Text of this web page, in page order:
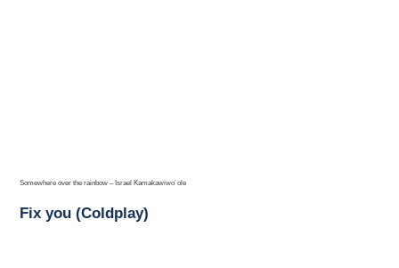
Somewhere over the rainbow – Israel Kamakawiwo´ole
Fix you (Coldplay)